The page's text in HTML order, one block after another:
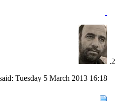
Tuesday 5 March 2013 16:18